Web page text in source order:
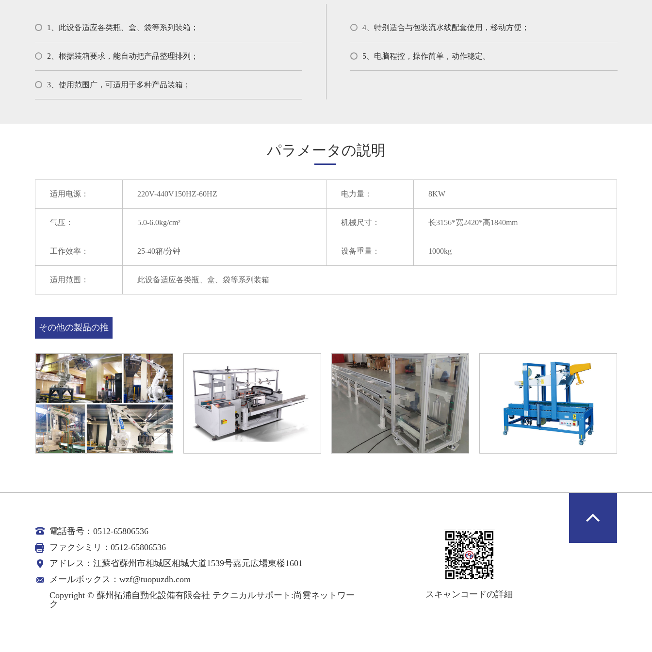
1、此设备适应各类瓶、盒、袋等系列装箱；
2、根据装箱要求，能自动把产品整理排列；
3、使用范围广，可适用于多种产品装箱；
4、特别适合与包装流水线配套使用，移动方便；
5、电脑程控，操作简单，动作稳定。
パラメータの説明
适用电源： 220V-440V150HZ-60HZ 电力量： 8KW
气压： 5.0-6.0kg/cm² 机械尺寸： 长3156*宽2420*高1840mm
工作效率： 25-40箱/分钟 设备重量： 1000kg
适用范围： 此设备适应各类瓶、盒、袋等系列装箱
その他の製品の推
電話番号：0512-65806536
ファクシミリ：0512-65806536
アドレス：江蘇省蘇州市相城区相城大道1539号嘉元広場東楼1601
メールボックス：wzf@tuopuzdh.com
Copyright © 蘇州拓浦自動化設備有限会社 テクニカルサポート:尚雲ネットワー
ク
スキャンコードの詳細